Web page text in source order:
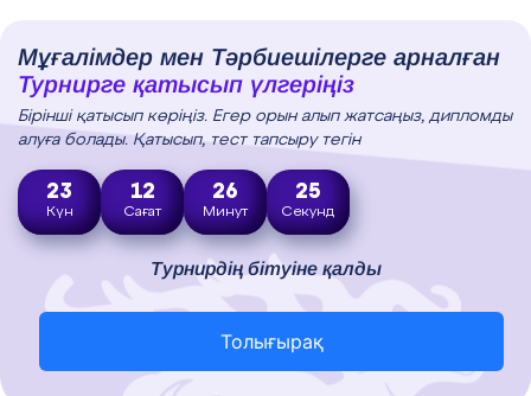
Мұғалімдер мен Тәрбиешілерге арналған
Турнирге қатысып үлгеріңіз
Бірінші қатысып көріңіз. Егер орын алып жатсаңыз, дипломды
алуға болады. Қатысып, тест тапсыру тегін
23
Күн
12
Сағат
26
Минут
24
Секунд
Турнирдің бітуіне қалды
Толығырақ